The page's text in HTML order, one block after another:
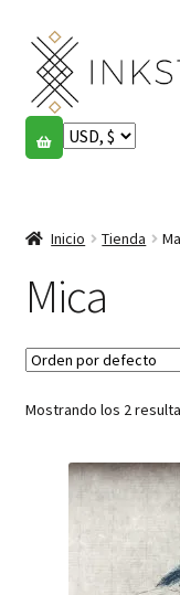
Ir
la
navegación
Ir
al
contenido
Tienda
English
Español
Français
Comunidad
Cuenta
Inicio Tienda
Mica
Mostrando los 2